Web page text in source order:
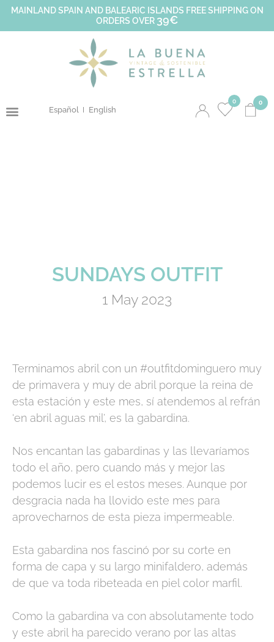
MAINLAND SPAIN AND BALEARIC ISLANDS FREE SHIPPING ON
ORDERS OVER 39€
Español English
0 0
SUNDAYS OUTFIT
1 May 2023
Terminamos abril con un #outfitdominguero muy
de primavera y muy de abril porque la reina de
esta estación y este mes, sí atendemos al refrán
‘en abril aguas mil’, es la gabardina.
Nos encantan las gabardinas y las llevaríamos
todo el año, pero cuando más y mejor las
podemos lucir es el estos meses. Aunque por
desgracia nada ha llovido este mes para
aprovecharnos de esta pieza impermeable.
Esta gabardina nos fascinó por su corte en
forma de capa y su largo minifaldero, además
de que va toda ribeteada en piel color marfil.
Como la gabardina va con absolutamente todo
y este abril ha parecido verano por las altas